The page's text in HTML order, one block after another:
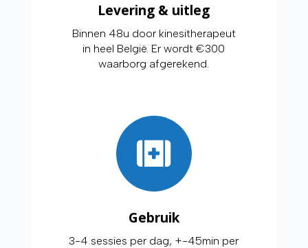
Levering & uitleg
Binnen 48u door kinesitherapeut
in heel België. Er wordt €300
waarborg afgerekend.
Gebruik
3-4 sessies per dag, +-45min per